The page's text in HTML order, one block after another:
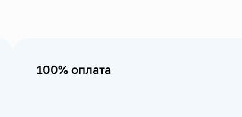
100% оплата